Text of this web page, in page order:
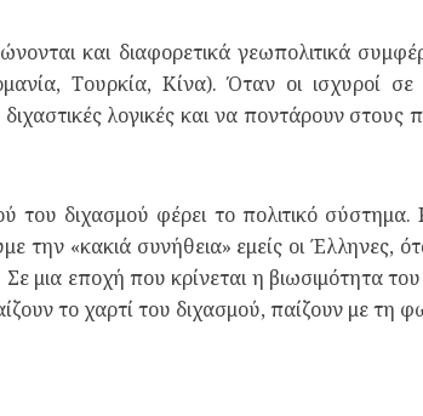
και διαφορετικά γεωπολιτικά
Τουρκία, Κίνα). Όταν οι ισχυροί
λογικές και να ποντάρουν
του διχασμού φέρει το πολιτικό
την «κακιά συνήθεια» εμείς οι Έλληνες,
μια εποχή που κρίνεται η βιωσιμότητα
το χαρτί του διχασμού, παίζουν με τη